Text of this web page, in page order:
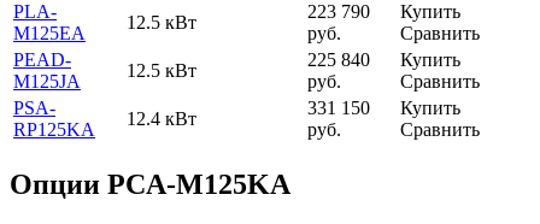
PLA-
M125EA
12.5 кВт
223 790
руб.
Купить
Сравнить
PEAD-
M125JA
12.5 кВт
225 840
руб.
Купить
Сравнить
PSA-
RP125KA
12.4 кВт
331 150
руб.
Купить
Сравнить
Опции PCA-M125KA